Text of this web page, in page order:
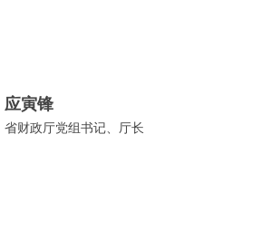
应寅锋
省财政厅党组书记、厅长